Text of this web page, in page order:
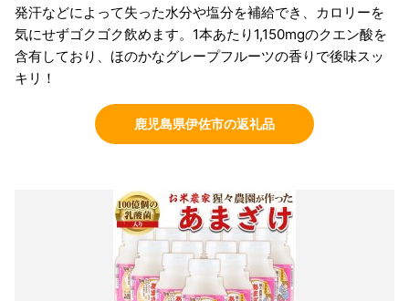
発汗などによって失った水分や塩分を補給でき、カロリーを
気にせずゴクゴク飲めます。1本あたり1,150mgのクエン酸を
含有しており、ほのかなグレープフルーツの香りで後味スッ
キリ！
鹿児島県伊佐市の返礼品